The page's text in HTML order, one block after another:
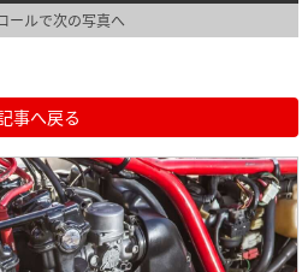
ールで次の写真へ
事へ戻る